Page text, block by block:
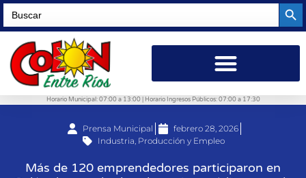
Search
for:
Horario Municipal: 07:00 a 13:00 | Horario Ingresos Públicos: 07:00 a 17:30
Prensa Municipal
febrero 28, 2026
Industria, Producción y Empleo
Más de 120 emprendedores participaron en